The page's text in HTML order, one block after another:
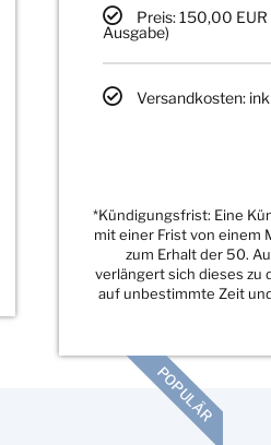
Preis: 150,00
Ausgabe)
Versandkosten:
*Kündigungsfrist: Eine
mit einer Frist von einem
zum Erhalt der 50.
verlängert sich dieses zu
auf unbestimmte Zeit
POPULÄR